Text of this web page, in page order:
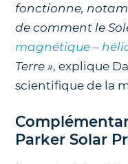
fonctionne,
de comment le
magnétique –
Terre », explique
scientifique de la
Parker Solar